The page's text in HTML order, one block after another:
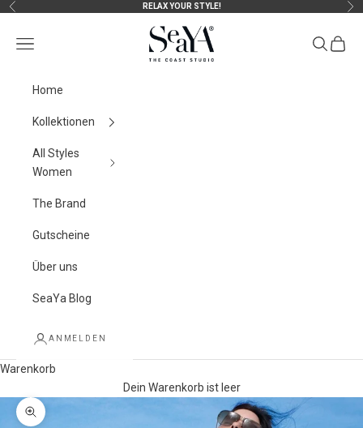
Zum Inhalt springen
Zurück RELAX YOUR STYLE! Vor
SeaYA-fashion
Menü Suchen
Home
Kollektionen
All Styles
Women
The Brand
Gutscheine
Über uns
SeaYa Blog
ANMELDEN
Warenkorb
Dein Warenkorb ist leer
Bild vergrößern